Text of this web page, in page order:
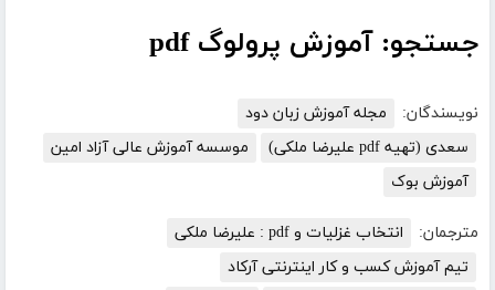
جستجو: آموزش پرولوگ pdf
نویسندگان:
مجله آموزش زبان دود
سعدی (تهیه pdf علیرضا ملکی)
موسسه آموزش عالی آزاد امین
آموزش بوک
مترجمان:
انتخاب غزلیات و pdf : علیرضا ملکی
تیم آموزش کسب و کار اینترنتی آرکاد